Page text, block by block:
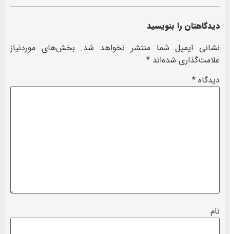
دیدگاهتان را بنویسید
نشانی ایمیل شما منتشر نخواهد شد. بخش‌های موردنیاز
علامت‌گذاری شده‌اند *
دیدگاه *
نام